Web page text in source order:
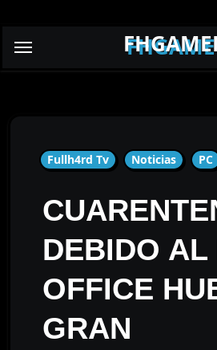
Fullh4rd Tv Noticias PC
DEBIDO AL
OFFICE
GRAN